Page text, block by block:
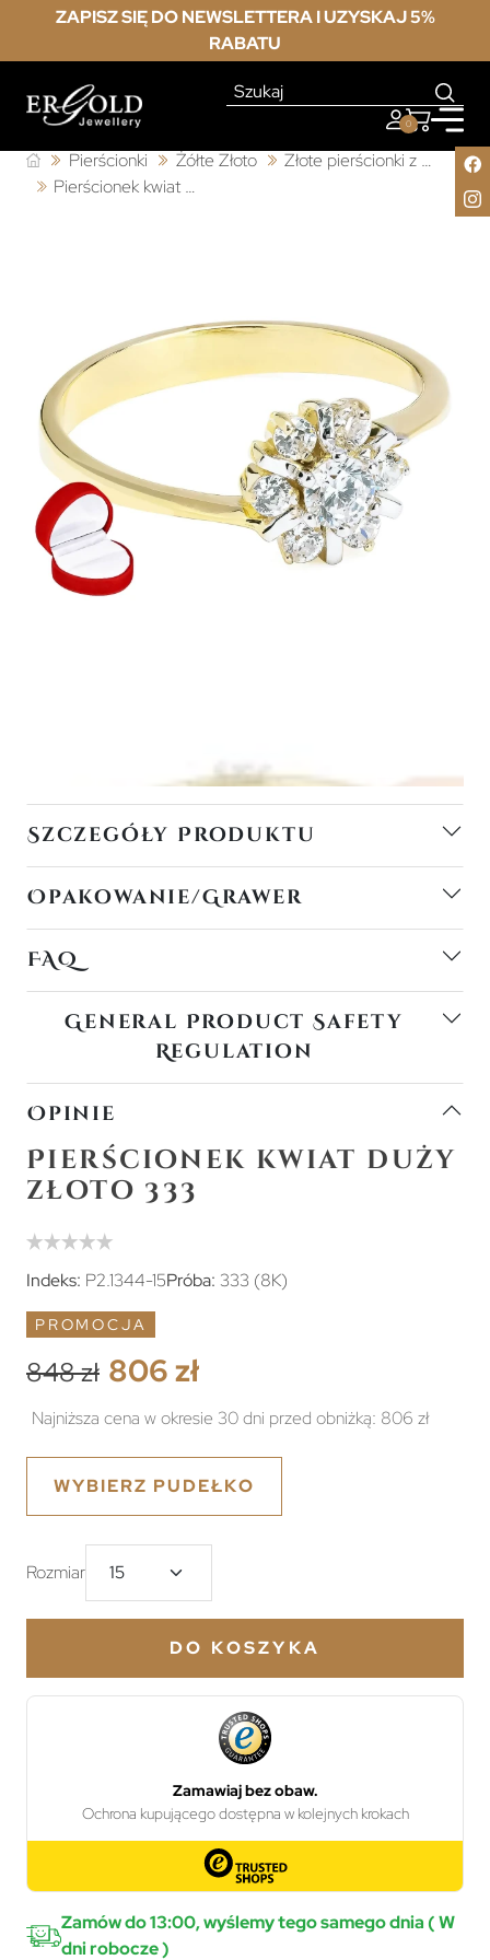
ZAPISZ SIĘ DO NEWSLETTERA I UZYSKAJ 5%
RABATU
0
Pierścionki Żółte Złoto
Złote pierścionki z cyrkonią
Pierścionek kwiat duży złoto 333
Szczegóły Produktu
Opakowanie/Grawer
FAQ
General Product Safety
Regulation
Opinie
Pierścionek kwiat duży
złoto 333
Indeks: P2.1344-15Próba: 333 (8K)
PROMOCJA
848 zł 806 zł
Najniższa cena w okresie 30 dni przed obniżką: 806 zł
WYBIERZ PUDEŁKO
Rozmiar
DO KOSZYKA
Zamów do 13:00, wyślemy tego samego dnia ( W
dni robocze )